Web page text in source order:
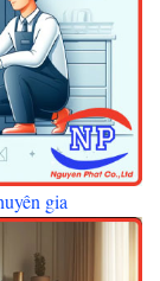
gia